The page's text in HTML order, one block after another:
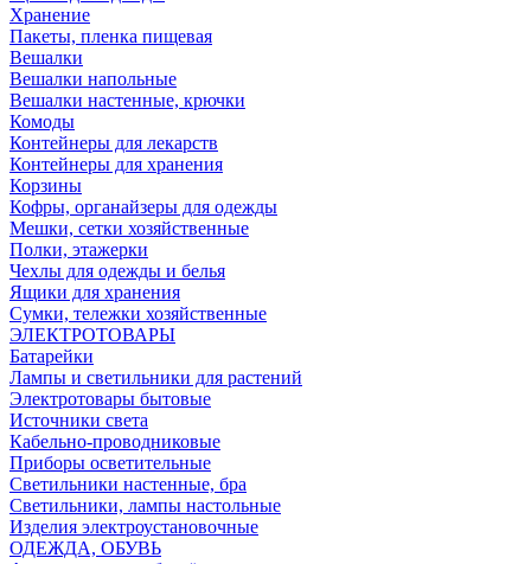
Хранение
Пакеты, пленка пищевая
Вешалки
Вешалки напольные
Вешалки настенные, крючки
Комоды
Контейнеры для лекарств
Контейнеры для хранения
Корзины
Кофры, органайзеры для одежды
Мешки, сетки хозяйственные
Полки, этажерки
Чехлы для одежды и белья
Ящики для хранения
Сумки, тележки хозяйственные
ЭЛЕКТРОТОВАРЫ
Батарейки
Лампы и светильники для растений
Электротовары бытовые
Источники света
Кабельно-проводниковые
Приборы осветительные
Светильники настенные, бра
Светильники, лампы настольные
Изделия электроустановочные
ОДЕЖДА, ОБУВЬ